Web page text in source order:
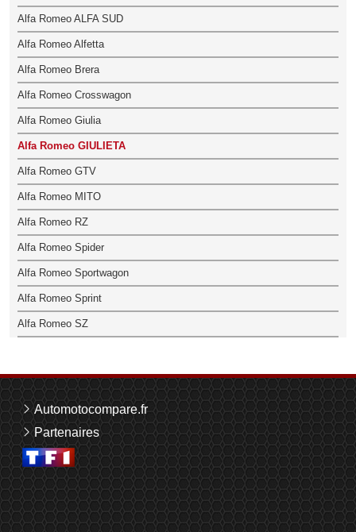
Alfa Romeo ALFA SUD
Alfa Romeo Alfetta
Alfa Romeo Brera
Alfa Romeo Crosswagon
Alfa Romeo Giulia
Alfa Romeo GIULIETA
Alfa Romeo GTV
Alfa Romeo MITO
Alfa Romeo RZ
Alfa Romeo Spider
Alfa Romeo Sportwagon
Alfa Romeo Sprint
Alfa Romeo SZ
Automotocompare.fr
Partenaires